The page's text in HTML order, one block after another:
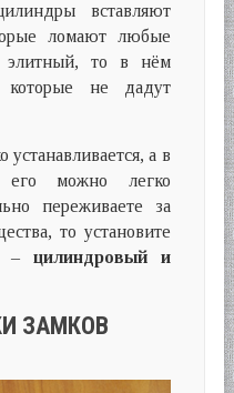
вставляют
ломают любые
элитный, то в нём
которые не дадут
а в
его можно легко
переживаете за
то установите
– цилиндровый и
ЗАМКОВ